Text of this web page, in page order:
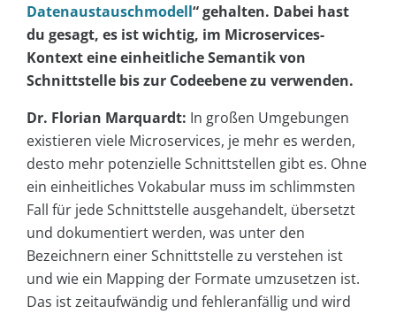
Datenaustauschmodell“ gehalten. Dabei hast
du gesagt, es ist wichtig, im Microservices-
Kontext eine einheitliche Semantik von
Schnittstelle bis zur Codeebene zu verwenden.
Dr. Florian Marquardt: In großen Umgebungen
existieren viele Microservices, je mehr es werden,
desto mehr potenzielle Schnittstellen gibt es. Ohne
ein einheitliches Vokabular muss im schlimmsten
Fall für jede Schnittstelle ausgehandelt, übersetzt
und dokumentiert werden, was unter den
Bezeichnern einer Schnittstelle zu verstehen ist
und wie ein Mapping der Formate umzusetzen ist.
Das ist zeitaufwändig und fehleranfällig und wird